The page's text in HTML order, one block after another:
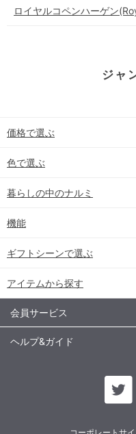
ロイヤルコペンハーゲン
ジャ
価格で選ぶ
色で選ぶ
暮らしの中のナルミ
機能
ギフトシーンで選ぶ
アイテムから探す
会員サービス
ヘルプ&ガイド